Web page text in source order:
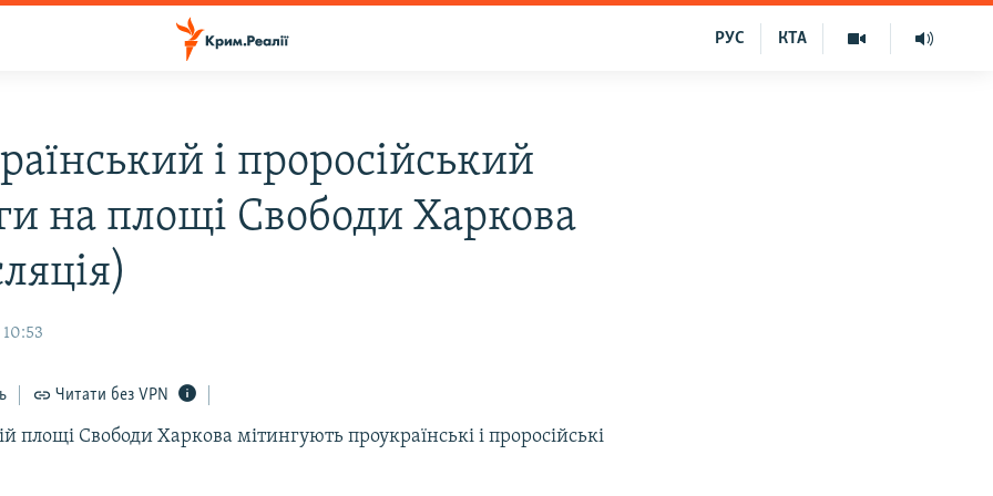
КТА
РУС
і проросійський
на площі Свободи Харкова
10:53
Читати без VPN
площі Свободи Харкова мітингують проукраїнські і проросійські